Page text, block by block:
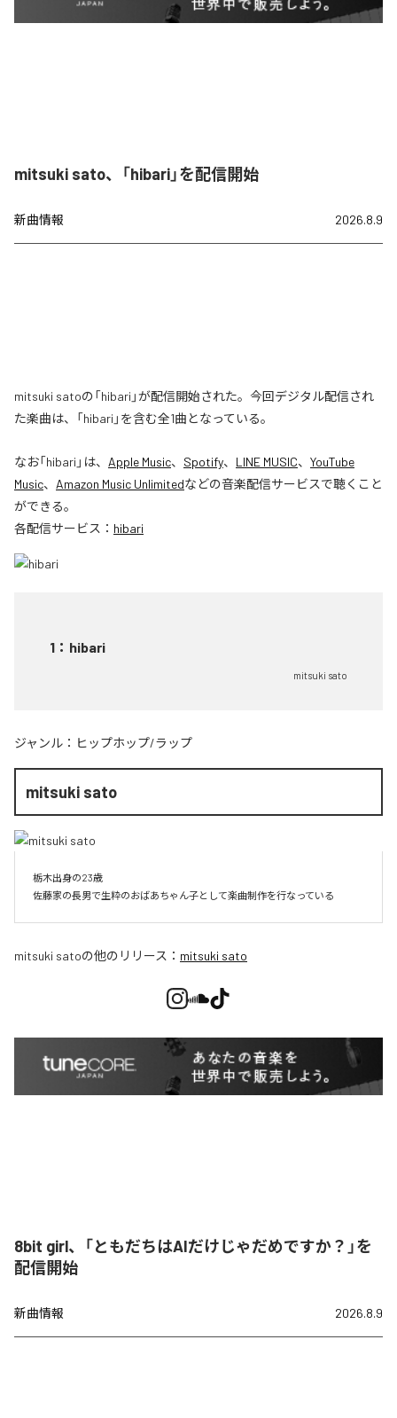
mitsuki sato、「hibari」を配信開始
新曲情報 2026.8.9
mitsuki satoの「hibari」が配信開始された。今回デジタル配信され
た楽曲は、「hibari」を含む全1曲となっている。
なお「hibari 」は、 Apple Music、 Spotify、 LINE MUSIC、 YouTube
Music、 Amazon Music Unlimitedなどの音楽配信サービスで聴くこと
ができる。
各配信サービス： hibari
1 ： hibari
mitsuki sato
ジャンル： ヒップホップ/ラップ
mitsuki sato
栃木出身の23歳
佐藤家の長男で生粋のおばあちゃん子として楽曲制作を行なっている
mitsuki satoの他のリリース： mitsuki sato
8bit girl、「ともだちはAIだけじゃだめですか？」を
配信開始
新曲情報 2026.8.9